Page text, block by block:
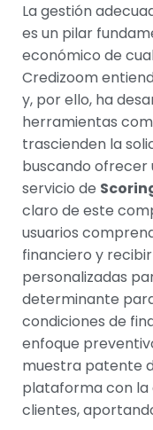
La gestión
es un pilar
económico de
Credizoom
y, por ello, ha
herramientas
trascienden la
buscando ofrecer
servicio de
claro de este
usuarios
financiero y
personalizadas
determinante
condiciones de
enfoque
muestra patente
plataforma con la
clientes,